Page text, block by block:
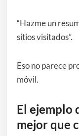
“Hazme un
sitios visitados”.
Eso no parece
móvil.
El ejemplo
mejor que